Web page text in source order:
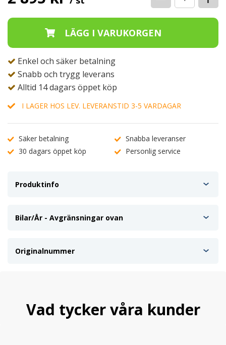
Enkel och säker betalning
Snabb och trygg leverans
Alltid 14 dagars öppet köp
I LAGER HOS LEV. LEVERANSTID 3-5 VARDAGAR
Säker betalning
Snabba leveranser
30 dagars öppet köp
Personlig service
Produktinfo
Bilar/År - Avgränsningar ovan
Originalnummer
Vad tycker våra kunder